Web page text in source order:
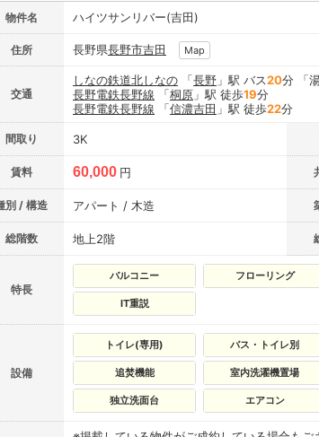
物件名 ハイツサンリバー(吉田)
住所 長野県長野市吉田 Map
交通
しなの鉄道北しなの 「長野 」駅 バス20分 「
長野電鉄長野線 「桐原 」駅 徒歩19分
長野電鉄長野線 「信濃吉田 」駅 徒歩22分
間取り 3K
賃料 60,000 円
別 / 構造 アパート / 木造
総階数 地上2階
特長
バルコニー フローリング
IT重説
設備
トイレ(専用) バス・トイレ別
追焚機能 室内洗濯機置場
独立洗面台 エアコン